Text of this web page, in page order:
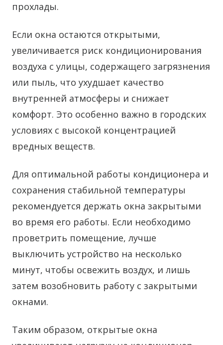
прохлады.
Если окна остаются открытыми,
увеличивается риск кондиционирования
воздуха с улицы, содержащего загрязнения
или пыль, что ухудшает качество
внутренней атмосферы и снижает
комфорт. Это особенно важно в городских
условиях с высокой концентрацией
вредных веществ.
Для оптимальной работы кондиционера и
сохранения стабильной температуры
рекомендуется держать окна закрытыми
во время его работы. Если необходимо
проветрить помещение, лучше
выключить устройство на несколько
минут, чтобы освежить воздух, и лишь
затем возобновить работу с закрытыми
окнами.
Таким образом, открытые окна